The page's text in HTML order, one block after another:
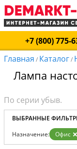
+7 (800) 775-
Главная / Каталог/
Лампа
ВЫБРАННЫЕ
Назначение: Офис